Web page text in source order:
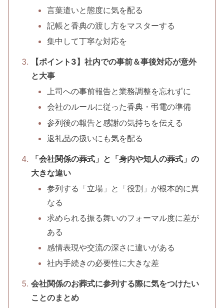
言葉遣いと態度に気を配る
記帳と香典の渡し方をマスターする
集中して丁寧な対応を
【ポイント3】社内での事前＆事後対応が意外
と大事
上司への事前報告と業務調整を忘れずに
会社のルールに従った香典・弔電の準備
参列後の報告と感謝の気持ちを伝える
返礼品の扱いにも気を配る
「会社関係の葬式」と「身内や知人の葬式」の
大きな違い
参列する「立場」と「役割」が根本的に異
なる
求められる振る舞いのフォーマル度に差が
ある
感情表現や交流の深さに違いがある
社内手続きの必要性に大きな差
会社関係のお葬式に参列する際に気をつけたい
ことのまとめ